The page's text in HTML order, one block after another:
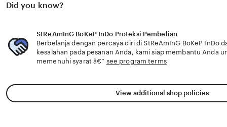
Did you know?
StReAmInG BoKeP InDo Proteksi Pembelian
Berbelanja dengan percaya diri di StReAmInG BoKeP InDo
kesalahan pada pesanan Anda, kami siap membantu Anda
memenuhi syarat â€” see program terms
View additional shop policies